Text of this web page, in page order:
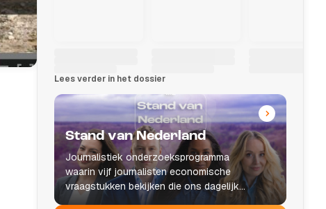
Lees verder in het dossier
Stand van Nederland
Journalistiek onderzoeksprogramma
waarin vijf journalisten economische
vraagstukken bekijken die ons dagelijks
leven raken.